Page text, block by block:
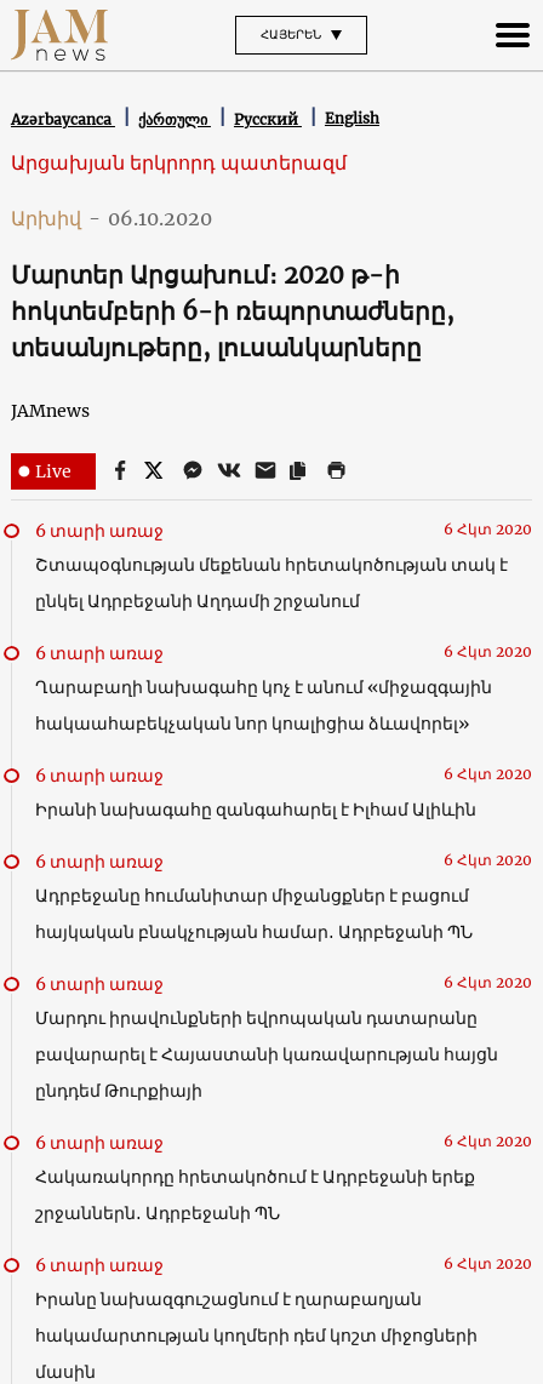
ՀԱՅԵՐԵՆ
Azərbaycanca ქართული Русский English
Արցախյան երկրորդ պատերազմ
Արխիվ - 06.10.2020
Մարտեր Արցախում։ 2020 թ-ի
հոկտեմբերի 6-ի ռեպորտաժները,
տեսանյութերը, լուսանկարները
JAMnews
Live
6 տարի առաջ 6 Հկտ 2020
Շտապօգնության մեքենան հրետակոծության տակ է
ընկել Ադրբեջանի Աղդամի շրջանում
6 տարի առաջ 6 Հկտ 2020
Ղարաբաղի նախագահը կոչ է անում «միջազգային
հակաահաբեկչական նոր կոալիցիա ձևավորել»
6 տարի առաջ 6 Հկտ 2020
Իրանի նախագահը զանգահարել է Իլհամ Ալիևին
6 տարի առաջ 6 Հկտ 2020
Ադրբեջանը հումանիտար միջանցքներ է բացում
հայկական բնակչության համար․ Ադրբեջանի ՊՆ
6 տարի առաջ 6 Հկտ 2020
Մարդու իրավունքների եվրոպական դատարանը
բավարարել է Հայաստանի կառավարության հայցն
ընդդեմ Թուրքիայի
6 տարի առաջ 6 Հկտ 2020
Հակառակորդը հրետակոծում է Ադրբեջանի երեք
շրջաններն․ Ադրբեջանի ՊՆ
6 տարի առաջ 6 Հկտ 2020
Իրանը նախազգուշացնում է ղարաբաղյան
հակամարտության կողմերի դեմ կոշտ միջոցների
մասին